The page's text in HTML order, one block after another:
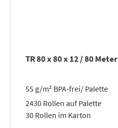
TR 80 x 80 x 12 / 80 Meter
55 g/m² BPA-frei/ Palette
2430 Rollen auf Palette
30 Rollen im Karton